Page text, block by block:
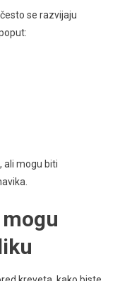
se razvijaju
ali mogu biti